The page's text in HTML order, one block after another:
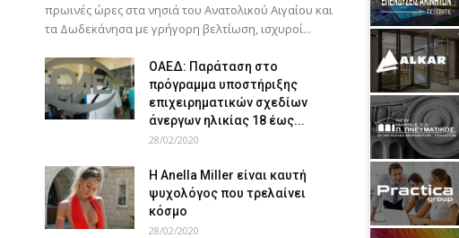
πρωινές ώρες στα νησιά του Ανατολικού Αιγαίου και
τα Δωδεκάνησα με γρήγορη βελτίωση, ισχυροί...
ΟΑΕΔ: Παράταση στο
πρόγραμμα υποστήριξης
επιχειρηματικών σχεδίων
άνεργων ηλικίας 18 έως...
28/02/2020
Η Anella Miller είναι καυτή
ψυχολόγος που τρελαίνει
κόσμο
28/02/2020